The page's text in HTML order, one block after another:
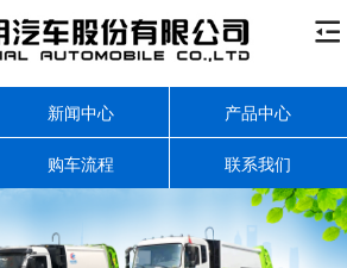

新闻中心 产品中心
购车流程 联系我们